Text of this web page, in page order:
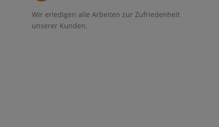
Wir erledigen alle Arbeiten zur Zufriedenheit
unserer Kunden.